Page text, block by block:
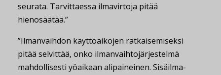
seurata. Tarvittaessa ilmavirtoja pitää
hienosäätää.”
”Ilmanvaihdon käyttöaikojen ratkaisemiseksi
pitää selvittää, onko ilmanvaihtojärjestelmä
mahdollisesti yöaikaan alipaineinen. Sisäilma-